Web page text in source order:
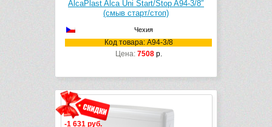
AlcaPlast Alca Uni Start/Stop A94-3/8″
(смыв старт/стоп)
Чехия
Код товара: A94-3/8
Цена: 7508р.
-1 631 руб.